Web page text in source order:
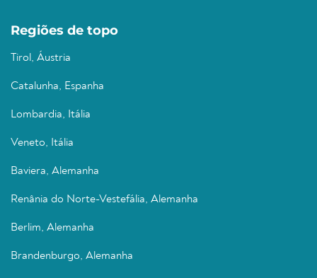
Regiões de topo
Tirol, Áustria
Catalunha, Espanha
Lombardia, Itália
Veneto, Itália
Baviera, Alemanha
Renânia do Norte-Vestefália, Alemanha
Berlim, Alemanha
Brandenburgo, Alemanha